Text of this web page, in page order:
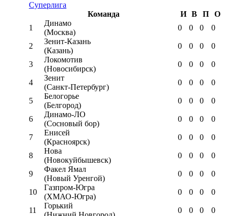
Суперлига
Команда
И В П
О
1
Динамо
(Москва)
0 0 0 0
2
Зенит-Казань
(Казань)
0 0 0 0
3
Локомотив
(Новосибирск)
0 0 0 0
4
Зенит
(Санкт-Петербург)
0 0 0 0
5
Белогорье
(Белгород)
0 0 0 0
6
Динамо-ЛО
(Сосновый бор)
0 0 0 0
7
Енисей
(Красноярск)
0 0 0 0
8
Нова
(Новокуйбышевск)
0 0 0 0
9
Факел Ямал
(Новый Уренгой)
0 0 0 0
10
Газпром-Югра
(ХМАО-Югра)
0 0 0 0
11
Горький
0 0 0 0